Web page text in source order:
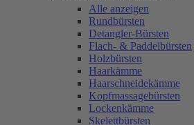
Alle anzeigen
Rundbürsten
Detangler-Bürsten
Flach- & Paddelbürsten
Holzbürsten
Haarkämme
Haarschneidekämme
Kopfmassagebürsten
Lockenkämme
Skelettbürsten